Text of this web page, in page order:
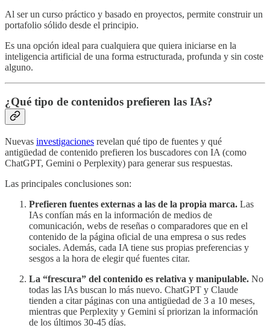
Al ser un curso práctico y basado en proyectos, permite construir un
portafolio sólido desde el principio.
Es una opción ideal para cualquiera que quiera iniciarse en la
inteligencia artificial de una forma estructurada, profunda y sin coste
alguno.
¿Qué tipo de contenidos prefieren las IAs?
Nuevas investigaciones revelan qué tipo de fuentes y qué
antigüedad de contenido prefieren los buscadores con IA (como
ChatGPT, Gemini o Perplexity) para generar sus respuestas.
Las principales conclusiones son:
Prefieren fuentes externas a las de la propia marca. Las
IAs confían más en la información de medios de
comunicación, webs de reseñas o comparadores que en el
contenido de la página oficial de una empresa o sus redes
sociales. Además, cada IA tiene sus propias preferencias y
sesgos a la hora de elegir qué fuentes citar.
La “frescura” del contenido es relativa y manipulable. No
todas las IAs buscan lo más nuevo. ChatGPT y Claude
tienden a citar páginas con una antigüedad de 3 a 10 meses,
mientras que Perplexity y Gemini sí priorizan la información
de los últimos 30-45 días.